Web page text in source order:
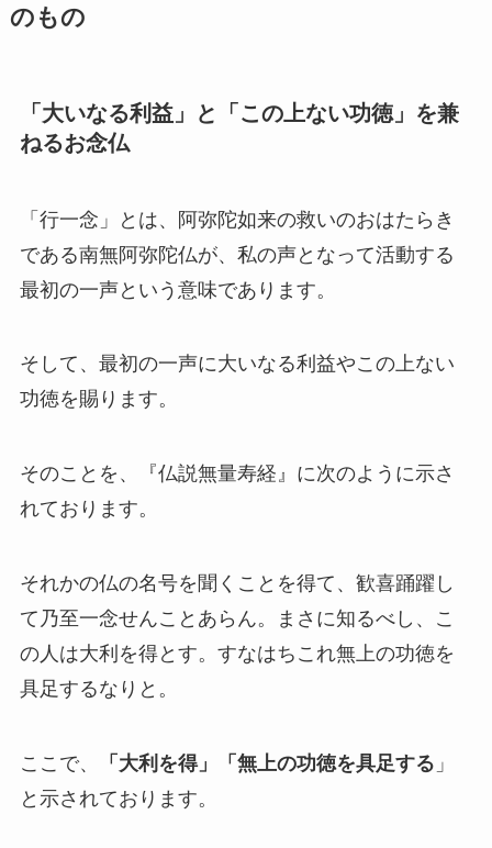
のもの
「大いなる利益」と「この上ない功徳」を兼
ねるお念仏
「行一念」とは、阿弥陀如来の救いのおはたらき
である南無阿弥陀仏が、私の声となって活動する
最初の一声という意味であります。
そして、最初の一声に大いなる利益やこの上ない
功徳を賜ります。
そのことを、『仏説無量寿経』に次のように示さ
れております。
それかの仏の名号を聞くことを得て、歓喜踊躍し
て乃至一念せんことあらん。まさに知るべし、こ
の人は大利を得とす。すなはちこれ無上の功徳を
具足するなりと。
ここで、 「大利を得」「無上の功徳を具足する 」
と示されております。